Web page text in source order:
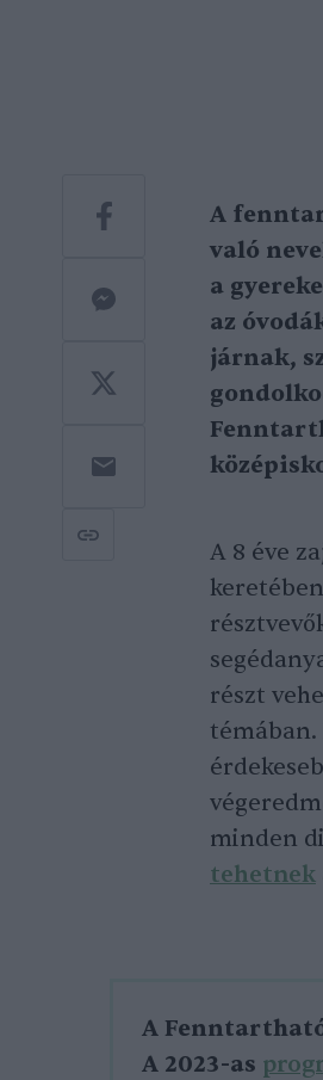
A
való
a
az
járnak,
A 8 éve
részt
témában.
minden
tehetnek
A
A 2023-as